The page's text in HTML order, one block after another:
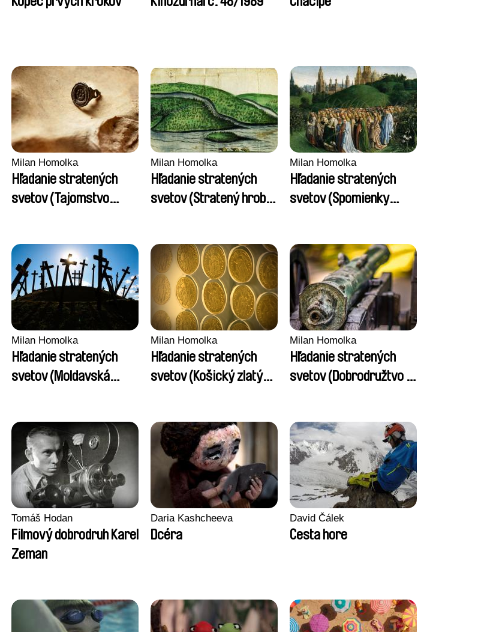
Milan Homolka
Hľadanie stratených
svetov (Tajomstvo
Milan Homolka
Hľadanie stratených
svetov (Stratený hrob
Milan Homolka
Hľadanie stratených
svetov (Spomienky
Milan Homolka
Hľadanie stratených
svetov (Moldavská
Milan Homolka
Hľadanie stratených
svetov (Košický zlatý
Milan Homolka
Hľadanie stratených
svetov (Dobrodružtvo s
Tomáš Hodan
Filmový dobrodruh Karel
Zeman
Daria Kashcheeva
Dcéra
David Čálek
Cesta hore